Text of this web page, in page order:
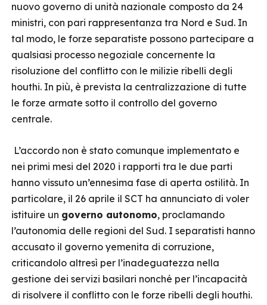
nuovo governo di unità nazionale composto da 24
ministri, con pari rappresentanza tra Nord e Sud. In
tal modo, le forze separatiste possono partecipare a
qualsiasi processo negoziale concernente la
risoluzione del conflitto con le milizie ribelli degli
houthi. In più, è prevista la centralizzazione di tutte
le forze armate sotto il controllo del governo
centrale.
L’accordo non è stato comunque implementato e
nei primi mesi del 2020 i rapporti tra le due parti
hanno vissuto un’ennesima fase di aperta ostilità. In
particolare, il 26 aprile il SCT ha annunciato di voler
istituire un governo autonomo, proclamando
l’autonomia delle regioni del Sud. I separatisti hanno
accusato il governo yemenita di corruzione,
criticandolo altresì per l’inadeguatezza nella
gestione dei servizi basilari nonché per l’incapacità
di risolvere il conflitto con le forze ribelli degli houthi.